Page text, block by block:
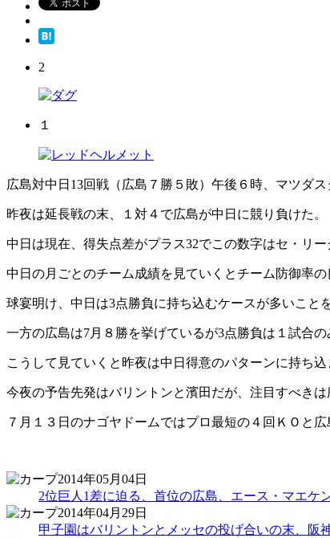
2
１
広島対中日13回戦（広島７勝５敗）午後６時、マツダ
昨夜は延長戦の末、１対４で広島が中日に競り負けた。
中日は現在、得失点差がプラス32でこの数字はセ・リ
中日の月ごとのチーム成績を見ていくとチーム防御率
球宴明け、中日は3点勝負に持ち込むケースが多いこと
一方の広島は7月８勝を挙げているが3点勝負は１試合の
こうして見ていくと昨夜は中日得意のパターンに持ち込
今夜の予告先発はバリントンと濱田だが、注目すべきは
７月１３日のナゴヤドームではプロ最短の４回ＫＯと
2014年05月04日
2位巨人1差に迫る、首位の広島、エース・マエケ
2014年04月29日
甲子園はバリントンとメッセの投げ合いの末、阪